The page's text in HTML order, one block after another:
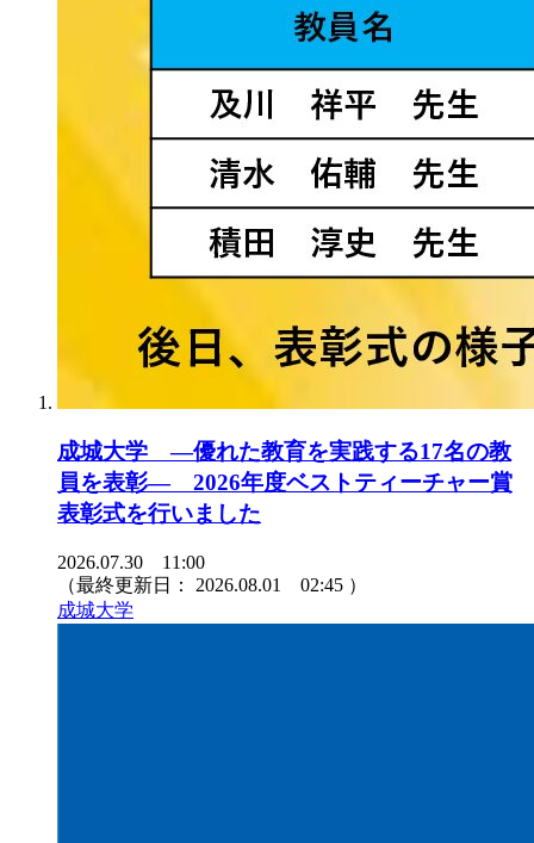
成城大学 ―優れた教育を実践する17名の教
員を表彰― 2026年度ベストティーチャー賞
表彰式を行いました
2026.07.30 11:00
（最終更新日： 2026.08.01 02:45 ）
成城大学